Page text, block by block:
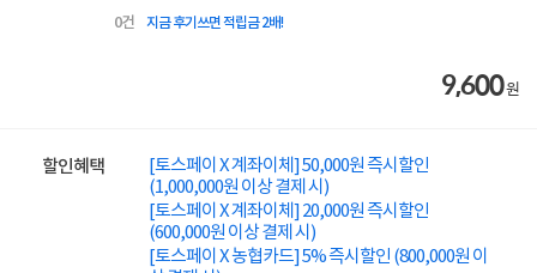
0건 지금 후기쓰면 적립금 2배!
9,600원
할인혜택
[토스페이 X 계좌이체] 50,000원 즉시할인
(1,000,000원 이상 결제 시)
[토스페이 X 계좌이체] 20,000원 즉시할인
(600,000원 이상 결제 시)
[토스페이 X 농협카드] 5% 즉시할인 (800,000원 이